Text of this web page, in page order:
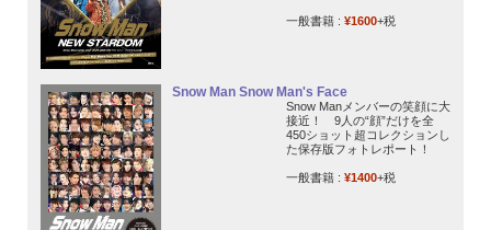
一般書籍 : ¥1600+税
Snow Man Snow Man's Face
Snow Manメンバーの笑顔に大
接近！ 9人の“顔”だけを全
450ショット超コレクションし
た保存版フォトレポート！
一般書籍 : ¥1400+税